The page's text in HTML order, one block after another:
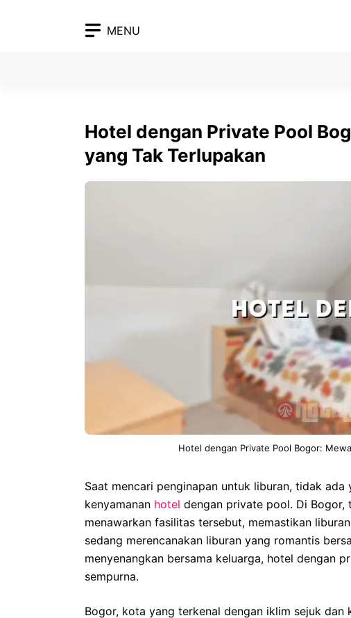
MENU
Hotel dengan Private Pool
yang Tak Terlupakan
Hotel dengan Private Pool Bogor:
Saat mencari penginapan untuk liburan, tidak
kenyamanan hotel dengan private pool. Di Bogor,
menawarkan fasilitas tersebut, memastikan
sedang merencanakan liburan yang romantis
menyenangkan bersama keluarga, hotel dengan
sempurna.
Bogor, kota yang terkenal dengan iklim sejuk